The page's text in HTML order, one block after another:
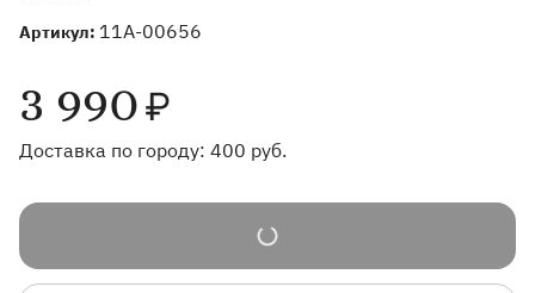
Артикул: 11A-00656
3 990₽
Доставка по городу: 400 руб.